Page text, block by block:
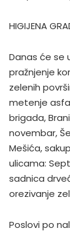
HIGIJENA
Danas će se
pražnjenje
zelenih
metenje
brigada,
novembar,
Mešića,
ulicama:
sadnica
orezivanje
Poslovi po